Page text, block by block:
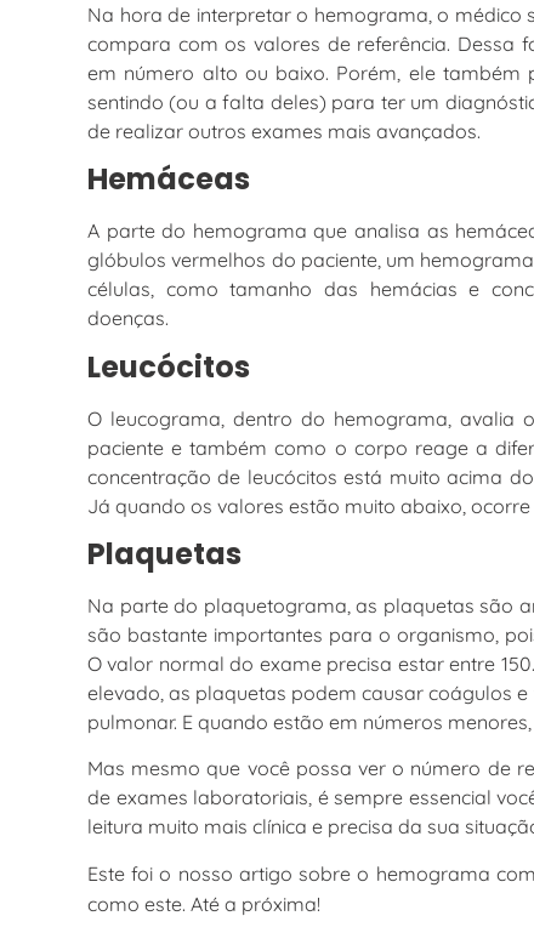
Na hora de interpretar o hemograma, o médico
compara com os valores de referência. Dessa
em número alto ou baixo. Porém, ele também
sentindo (ou a falta deles) para ter um
de realizar outros exames mais avançados.
Hemáceas
A parte do hemograma que analisa as
glóbulos vermelhos do paciente, um
células, como tamanho das hemácias e
doenças.
Leucócitos
O leucograma, dentro do hemograma, avalia
paciente e também como o corpo reage a
concentração de leucócitos está muito acima
Já quando os valores estão muito abaixo, ocorre
Plaquetas
Na parte do plaquetograma, as plaquetas são
são bastante importantes para o organismo,
O valor normal do exame precisa estar entre
elevado, as plaquetas podem causar coágulos
pulmonar. E quando estão em números
Mas mesmo que você possa ver o número de
de exames laboratoriais, é sempre essencial
leitura muito mais clínica e precisa da sua
Este foi o nosso artigo sobre o hemograma
como este. Até a próxima!